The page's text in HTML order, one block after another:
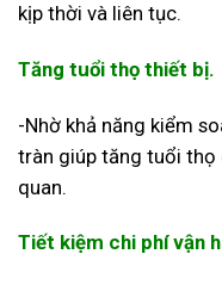
kịp thời và liên tục.
Tăng tuổi thọ thiết bị.
-Nhờ khả năng kiểm
tràn giúp tăng tuổi thọ
quan.
Tiết kiệm chi phí vận